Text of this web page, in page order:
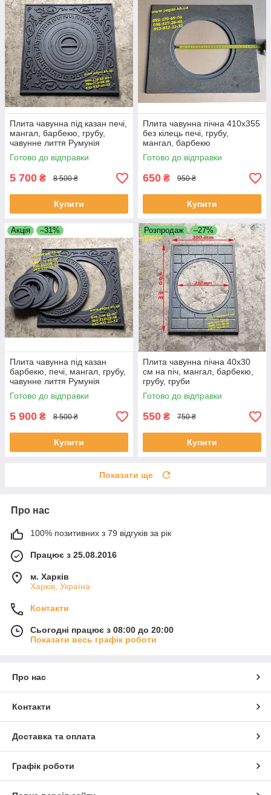
Плита чавунна під казан печі,
мангал, барбекю, грубу,
чавунне лиття Румунія
Готово до відправки
5 700 ₴ 8 500 ₴
Купити
Плита чавунна пічна 410х355
без кілець печі, грубу,
мангал, барбекю
Готово до відправки
650 ₴ 950 ₴
Купити
Акція –31%
Плита чавунна під казан
барбекю, печі, мангал, грубу,
чавунне лиття Румунія
Готово до відправки
5 900 ₴ 8 500 ₴
Купити
Розпродаж –27%
Плита чавунна пічна 40х30
см на піч, мангал, барбекю,
грубу, груби
Готово до відправки
550 ₴ 750 ₴
Купити
Показати ще
Про нас
100% позитивних з 79 відгуків за рік
Працює з 25.08.2016
м. Харків
Харків, Україна
Контакти
Сьогодні працює з 08:00 до 20:00
Показати весь графік роботи
Про нас
Контакти
Доставка та оплата
Графік роботи